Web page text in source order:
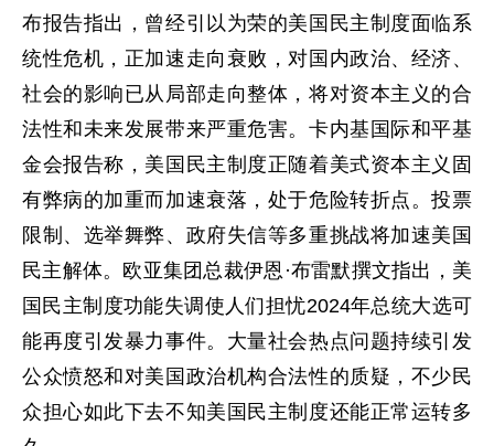
布报告指出，曾经引以为荣的美国民主制度面临系
统性危机，正加速走向衰败，对国内政治、经济、
社会的影响已从局部走向整体，将对资本主义的合
法性和未来发展带来严重危害。卡内基国际和平基
金会报告称，美国民主制度正随着美式资本主义固
有弊病的加重而加速衰落，处于危险转折点。投票
限制、选举舞弊、政府失信等多重挑战将加速美国
民主解体。欧亚集团总裁伊恩·布雷默撰文指出，美
国民主制度功能失调使人们担忧2024年总统大选可
能再度引发暴力事件。大量社会热点问题持续引发
公众愤怒和对美国政治机构合法性的质疑，不少民
众担心如此下去不知美国民主制度还能正常运转多